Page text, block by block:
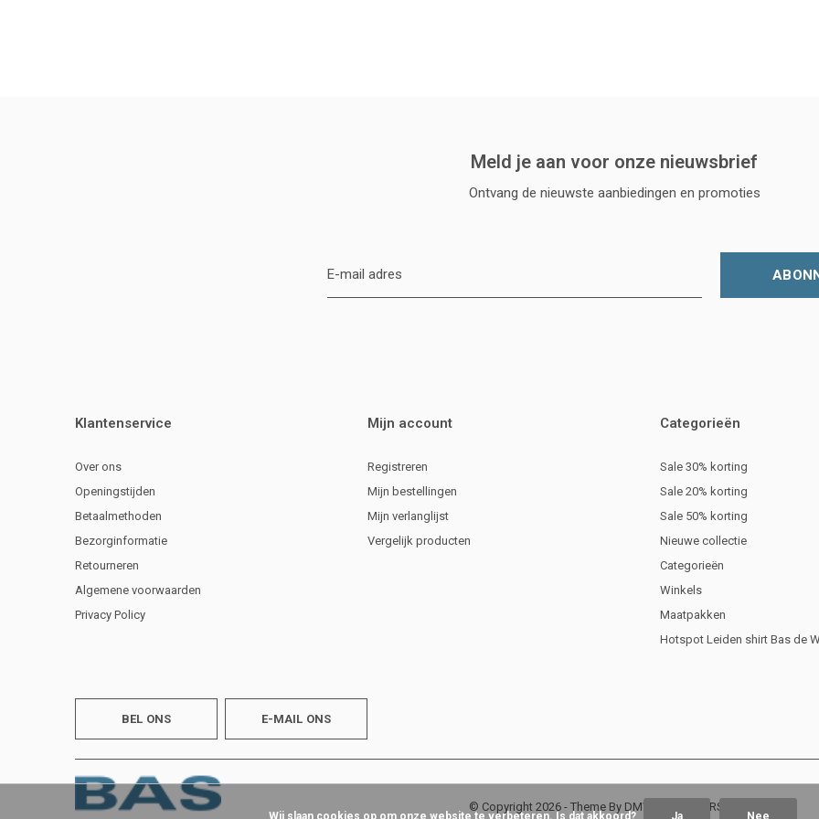
Meld je aan voor onze nieuwsbrief
Ontvang de nieuwste aanbiedingen en promoties
Klantenservice
Over ons
Openingstijden
Betaalmethoden
Bezorginformatie
Retourneren
Algemene voorwaarden
Privacy Policy
Mijn account
Registreren
Mijn bestellingen
Mijn verlanglijst
Vergelijk producten
Categorieën
Sale 30% korting
Sale 20% korting
Sale 50% korting
Nieuwe collectie
Categorieën
Winkels
Maatpakken
Hotspot Leiden shirt Bas de
BEL ONS E-MAIL ONS
© Copyright 2026 - Theme By DMWS RSS-feed
Wij slaan cookies op om onze website te verbeteren. Is dat akkoord? Ja Nee